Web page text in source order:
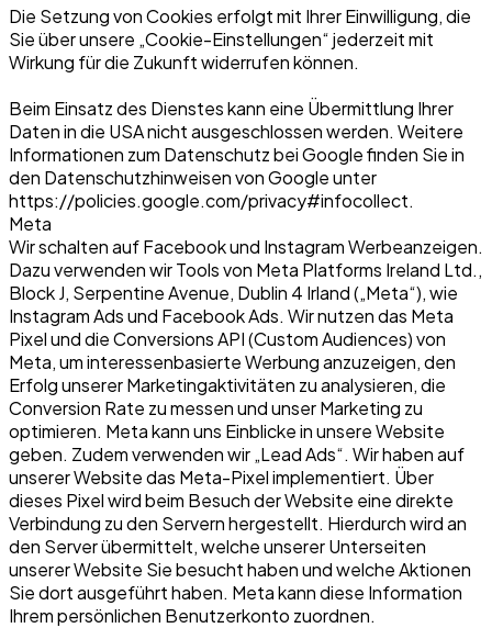
Die Setzung von Cookies erfolgt mit Ihrer Einwilligung, die
Sie über unsere „Cookie-Einstellungen“ jederzeit mit
Wirkung für die Zukunft widerrufen können.
Beim Einsatz des Dienstes kann eine Übermittlung Ihrer
Daten in die USA nicht ausgeschlossen werden. Weitere
Informationen zum Datenschutz bei Google finden Sie in
den Datenschutzhinweisen von Google unter
https://policies.google.com/privacy#infocollect.
Meta
Wir schalten auf Facebook und Instagram Werbeanzeigen.
Dazu verwenden wir Tools von Meta Platforms Ireland Ltd.,
Block J, Serpentine Avenue, Dublin 4 Irland („Meta“), wie
Instagram Ads und Facebook Ads. Wir nutzen das Meta
Pixel und die Conversions API (Custom Audiences) von
Meta, um interessenbasierte Werbung anzuzeigen, den
Erfolg unserer Marketingaktivitäten zu analysieren, die
Conversion Rate zu messen und unser Marketing zu
optimieren. Meta kann uns Einblicke in unsere Website
geben. Zudem verwenden wir „Lead Ads“. Wir haben auf
unserer Website das Meta-Pixel implementiert. Über
dieses Pixel wird beim Besuch der Website eine direkte
Verbindung zu den Servern hergestellt. Hierdurch wird an
den Server übermittelt, welche unserer Unterseiten
unserer Website Sie besucht haben und welche Aktionen
Sie dort ausgeführt haben. Meta kann diese Information
Ihrem persönlichen Benutzerkonto zuordnen.